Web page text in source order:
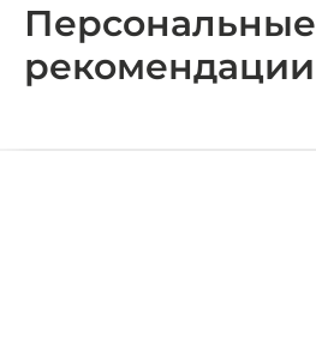
Персональные
рекомендации